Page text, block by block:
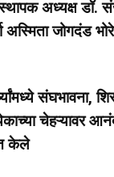
अध्यक्ष डॉ.
अस्मिता जोगदंड
चेहऱ्यावर
केले